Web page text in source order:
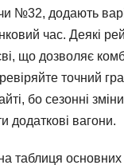
№32, додають
час. Деякі
що дозволяє
точний
бо сезонні
додаткові вагони.
таблиця основних